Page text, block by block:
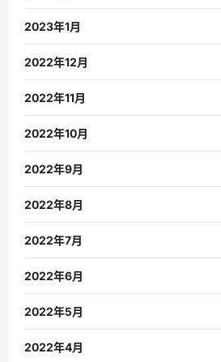
2023年1月
2022年12月
2022年11月
2022年10月
2022年9月
2022年8月
2022年7月
2022年6月
2022年5月
2022年4月